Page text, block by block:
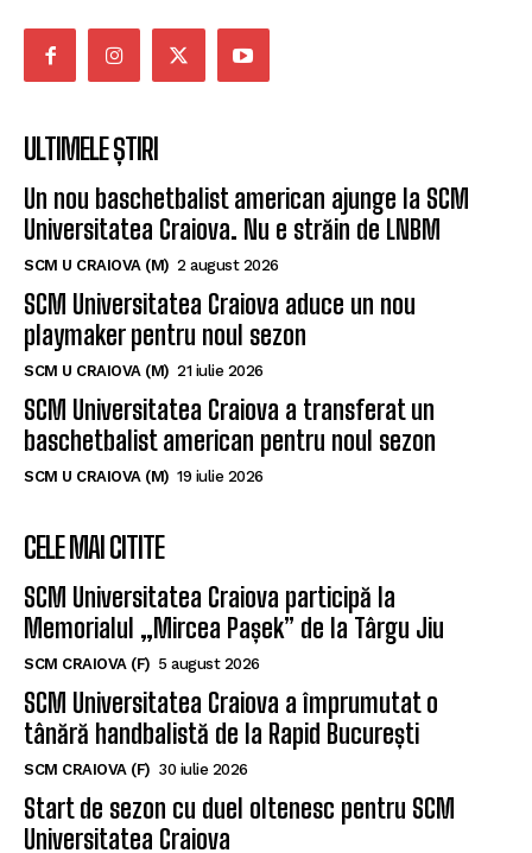
ULTIMELE ȘTIRI
Un nou baschetbalist american ajunge la SCM
Universitatea Craiova. Nu e străin de LNBM
SCM U CRAIOVA (M) 2 august 2026
SCM Universitatea Craiova aduce un nou
playmaker pentru noul sezon
SCM U CRAIOVA (M) 21 iulie 2026
SCM Universitatea Craiova a transferat un
baschetbalist american pentru noul sezon
SCM U CRAIOVA (M) 19 iulie 2026
CELE MAI CITITE
SCM Universitatea Craiova participă la
Memorialul „Mircea Pașek” de la Târgu Jiu
SCM CRAIOVA (F) 5 august 2026
SCM Universitatea Craiova a împrumutat o
tânără handbalistă de la Rapid București
SCM CRAIOVA (F) 30 iulie 2026
Start de sezon cu duel oltenesc pentru SCM
Universitatea Craiova